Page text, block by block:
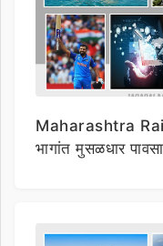
Maharashtra
भागांत मुसळधार